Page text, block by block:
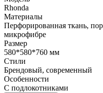
Rhonda
Материалы
Перфорированная ткань,
микрофибре
Размер
580*580*760 мм
Стили
Брендовый, современный
Особенности
С подлокотниками